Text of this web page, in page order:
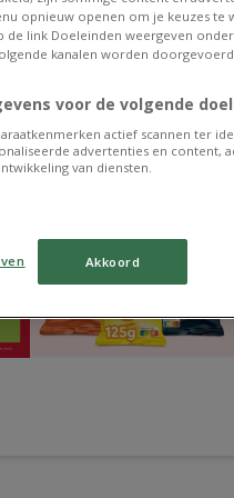
opnieuw openen om je keuzes te
link Doeleinden weergeven onder
kanalen worden
voor de volgende
actief scannen ter
advertenties en content,
van diensten.
Akkoord